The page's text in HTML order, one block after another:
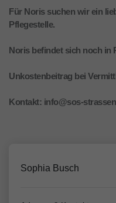
Für Noris suchen wir ein
Pflegestelle.
Noris befindet sich noch in
Unkostenbeitrag bei
Kontakt: info@sos-
Sophia Busch